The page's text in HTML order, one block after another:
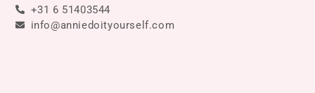
+31 6 51403544
info@anniedoityourself.com